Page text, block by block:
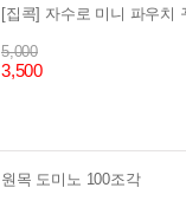
[집콕] 자수로 미니 파우치
5,000
3,500
원목 도미노 100조각